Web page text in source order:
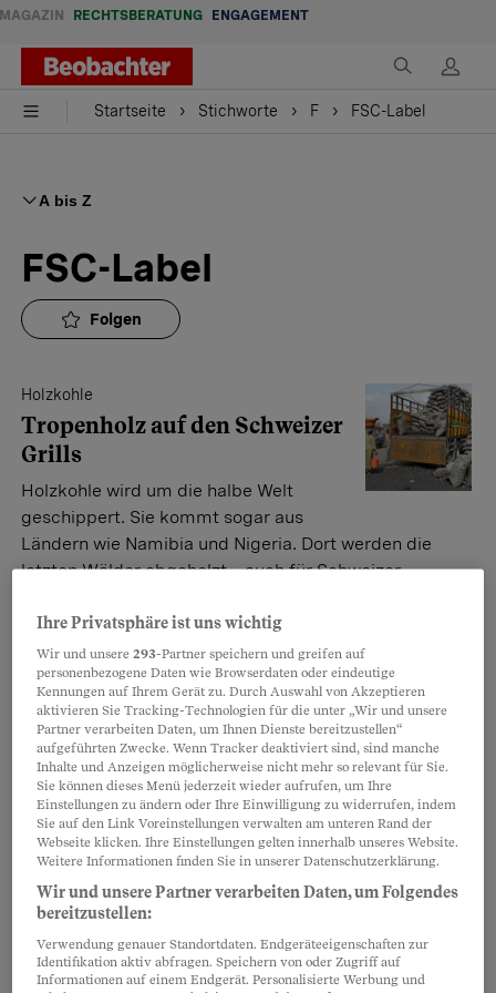
MAGAZIN RECHTSBERATUNG ENGAGEMENT
Startseite Stichworte F FSC-Label
A bis Z
FSC-Label
Folgen
Holzkohle
Tropenholz auf den Schweizer
Grills
Holzkohle wird um die halbe Welt
geschippert. Sie kommt sogar aus
Ländern wie Namibia und Nigeria. Dort werden die
letzten Wälder abgeholzt – auch für Schweizer
Julia Hofer
Gartenhäuschen
Vorsicht, Vorschrift!
Braucht es für den Geräteschopf eine
Bewilligung? Der Spielraum ist je nach
Kanton unterschiedlich gross.
Grundsätzlich gilt: Bauten ab einer bestimmten Höhe
müssen von der Gemeinde abgesegnet werden.
Tanja Hegglin-Seufert
Werkstoffe
Ihre Privatsphäre ist uns wichtig
Wir und unsere293-Partner speichern und greifen auf
personenbezogene Daten wie Browserdaten oder eindeutige
Kennungen auf Ihrem Gerät zu. Durch Auswahl von Akzeptieren
aktivieren Sie Tracking-Technologien für die unter „Wir und unsere
Partner verarbeiten Daten, um Ihnen Dienste bereitzustellen“
aufgeführten Zwecke. Wenn Tracker deaktiviert sind, sind manche
Inhalte und Anzeigen möglicherweise nicht mehr so relevant für Sie.
Sie können dieses Menü jederzeit wieder aufrufen, um Ihre
Einstellungen zu ändern oder Ihre Einwilligung zu widerrufen, indem
Sie auf den Link Voreinstellungen verwalten am unteren Rand der
Webseite klicken. Ihre Einstellungen gelten innerhalb unseres Website.
Weitere Informationen finden Sie in unserer Datenschutzerklärung.
Wir und unsere Partner verarbeiten Daten, um Folgendes
bereitzustellen:
Verwendung genauer Standortdaten. Endgeräteeigenschaften zur
Identifikation aktiv abfragen. Speichern von oder Zugriff auf
Informationen auf einem Endgerät. Personalisierte Werbung und